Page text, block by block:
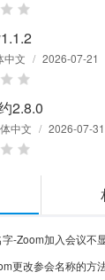
中文 / 2026-07-21
2.8.0
中文 / 2026-07-31
-Zoom加入会议不
更改参会名称的方